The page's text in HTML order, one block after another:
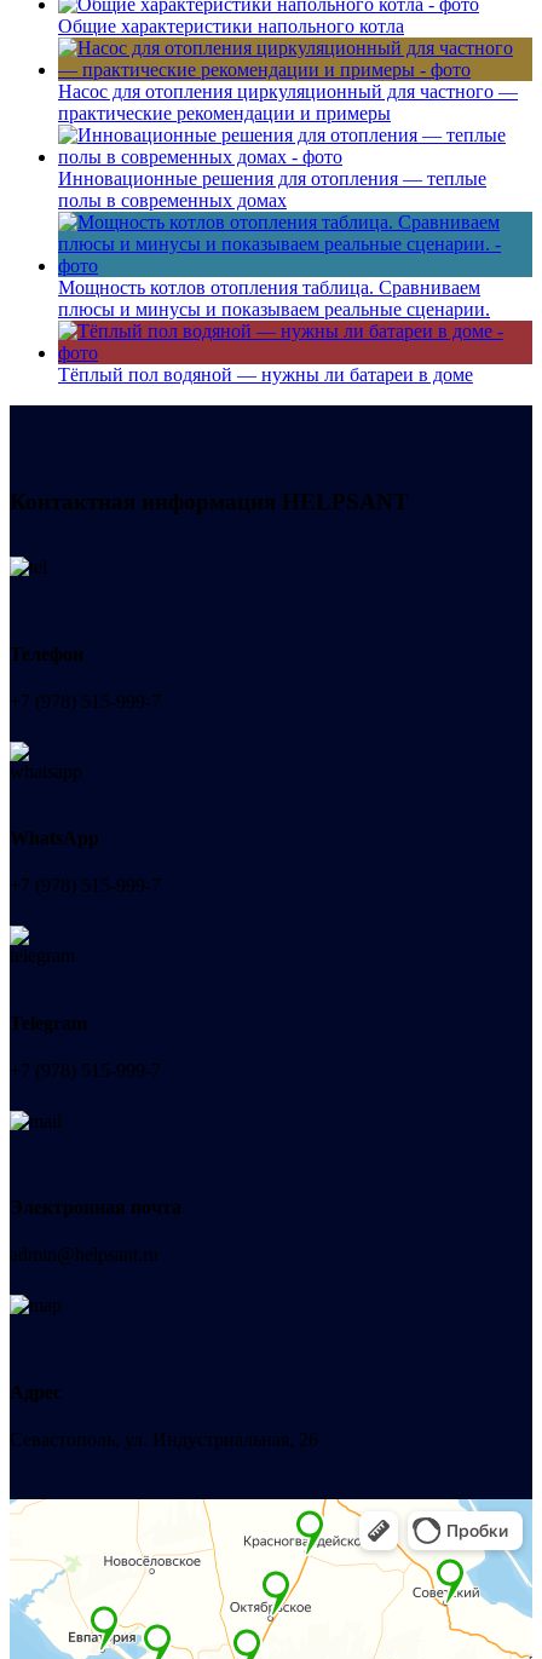
Общие характеристики напольного котла
Насос для отопления циркуляционный для частного —
практические рекомендации и примеры
Инновационные решения для отопления — теплые
полы в современных домах
Мощность котлов отопления таблица. Сравниваем
плюсы и минусы и показываем реальные сценарии.
Тёплый пол водяной — нужны ли батареи в доме
Контактная информация HELPSANT
Телефон
+7 (978) 515-999-7
WhatsApp
+7 (978) 515-999-7
Telegram
+7 (978) 515-999-7
Электронная почта
admin@helpsant.ru
Адрес
Севастополь, ул. Индустриальная, 26